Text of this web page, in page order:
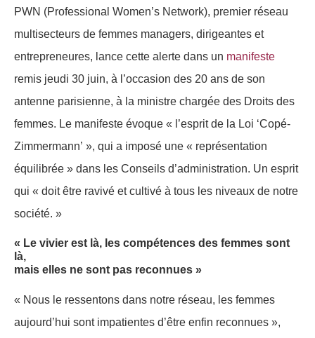
PWN (Professional Women’s Network), premier réseau
multisecteurs de femmes managers, dirigeantes et
entrepreneures, lance cette alerte dans un manifeste
remis jeudi 30 juin, à l’occasion des 20 ans de son
antenne parisienne, à la ministre chargée des Droits des
femmes. Le manifeste évoque « l’esprit de la Loi ‘Copé-
Zimmermann’ », qui a imposé une « représentation
équilibrée » dans les Conseils d’administration. Un esprit
qui « doit être ravivé et cultivé à tous les niveaux de notre
société. »
« Le vivier est là, les compétences des femmes sont
là,
mais elles ne sont pas reconnues »
« Nous le ressentons dans notre réseau, les femmes
aujourd’hui sont impatientes d’être enfin reconnues »,